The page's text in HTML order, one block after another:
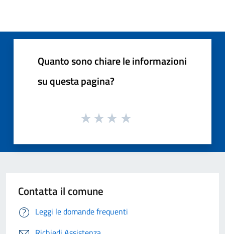
Quanto sono chiare le informazioni
su questa pagina?
Contatta il comune
Leggi le domande frequenti